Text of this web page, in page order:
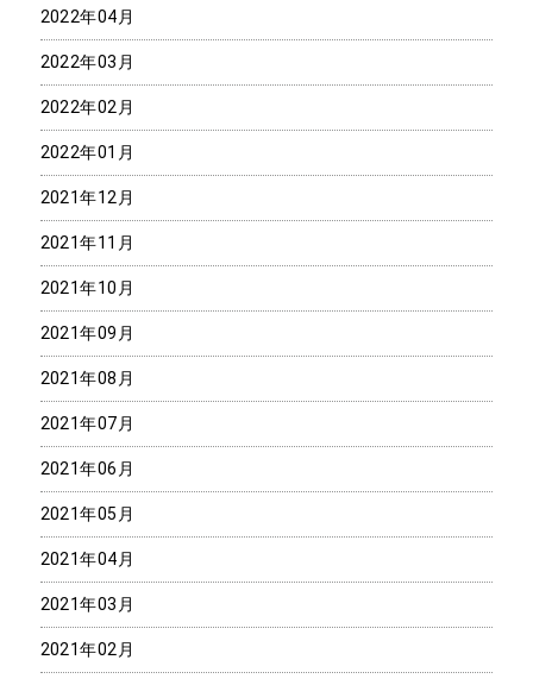
2022年04月
2022年03月
2022年02月
2022年01月
2021年12月
2021年11月
2021年10月
2021年09月
2021年08月
2021年07月
2021年06月
2021年05月
2021年04月
2021年03月
2021年02月